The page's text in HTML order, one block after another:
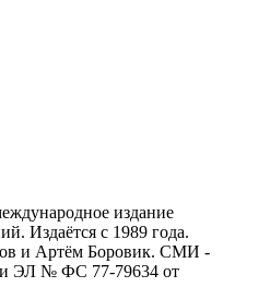
издание
Издаётся с 1989 года.
и Артём Боровик. CМИ -
ЭЛ № ФС 77-79634 от